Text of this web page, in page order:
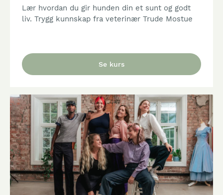
Lær hvordan du gir hunden din et sunt og godt
liv. Trygg kunnskap fra veterinær Trude Mostue
Se kurs